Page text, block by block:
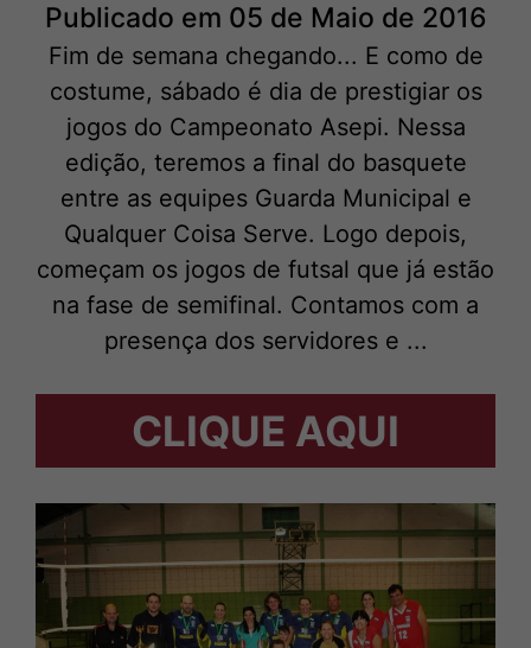
Publicado em 05 de Maio de 2016
Fim de semana chegando... E como de
costume, sábado é dia de prestigiar os
jogos do Campeonato Asepi. Nessa
edição, teremos a final do basquete
entre as equipes Guarda Municipal e
Qualquer Coisa Serve. Logo depois,
começam os jogos de futsal que já estão
na fase de semifinal. Contamos com a
presença dos servidores e ...
CLIQUE AQUI